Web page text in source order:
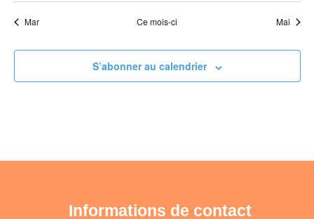
Mar Ce mois-ci Mai
S’abonner au calendrier
Informations de contact